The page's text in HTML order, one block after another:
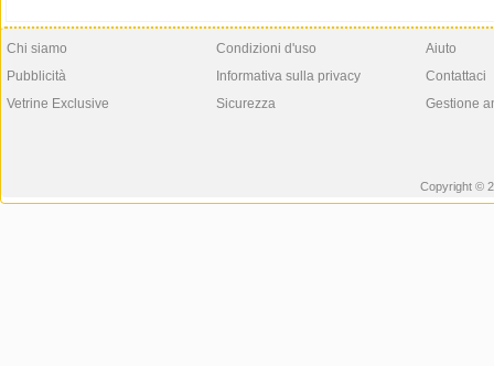
Chi siamo
Pubblicità
Vetrine Exclusive
Condizioni d'uso
Informativa sulla privacy
Sicurezza
Aiuto
Contattaci
Gestione
Copyright ©